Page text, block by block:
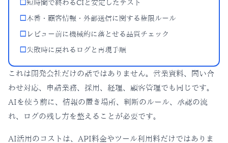
□短時間で終わるCIと安定したテスト
□ 本番・顧客情報・外部送信に関する権限ルール
□ レビュー前に機械的に落とせる品質チェック
□ 失敗時に戻れるログと再現手順
これは開発会社だけの話ではありません。営業資料、問い合
わせ対応、申請業務、採用、経理、顧客管理でも同じです。
AIを使う前に、情報の置き場所、判断のルール、承認の流
れ、ログの残し方を整えることが必要です。
AI活用のコストは、API料金やツール利用料だけではありま